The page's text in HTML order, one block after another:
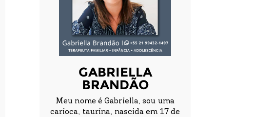
GABRIELLA
BRANDÃO
Meu nome é Gabriella, sou uma
carioca, taurina, nascida em 17 de